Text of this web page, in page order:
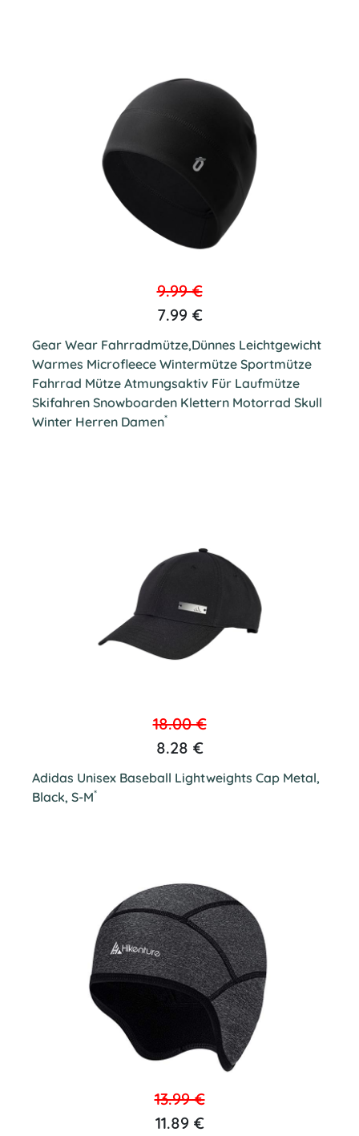
9.99 €
7.99 €
Gear Wear Fahrradmütze,Dünnes Leichtgewicht
Warmes Microfleece Wintermütze Sportmütze
Fahrrad Mütze Atmungsaktiv Für Laufmütze
Skifahren Snowboarden Klettern Motorrad Skull
Winter Herren Damen*
18.00 €
8.28 €
Adidas Unisex Baseball Lightweights Cap Metal,
Black, S-M*
13.99 €
11.89 €